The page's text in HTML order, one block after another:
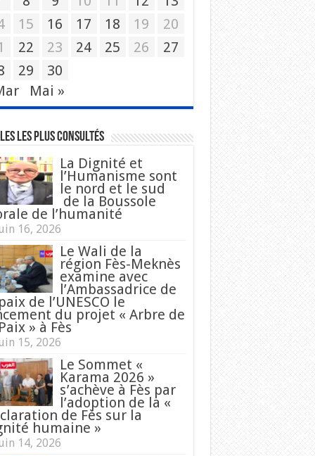
15 16 17 18 19
20
22 23 24 25 26
27
29
30
Mai »
les plus consultés
La Dignité et
l’Humanisme sont
le nord et le sud
de la Boussole
de l’humanité
16, 2026
Le Wali de la
région Fès-Meknès
examine avec
l’Ambassadrice de
de l’UNESCO le
du projet « Arbre de
» à Fès
15, 2026
Le Sommet «
Karama 2026 »
s’achève à Fès par
l’adoption de la «
de Fès sur la
humaine »
14, 2026